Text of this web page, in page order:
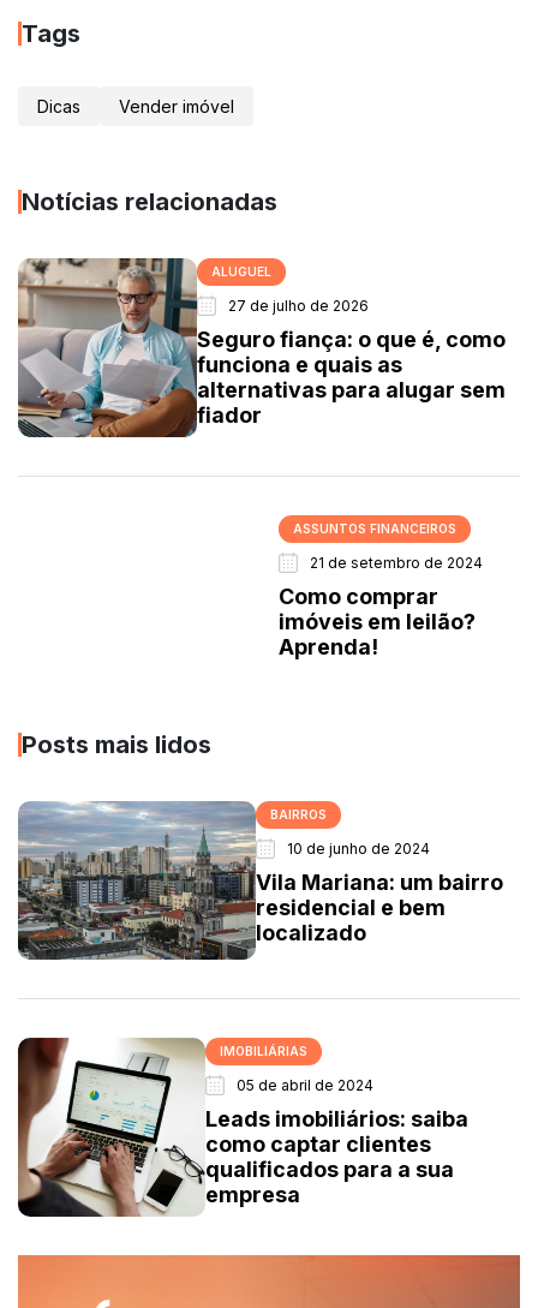
Tags
Dicas Vender imóvel
Notícias relacionadas
ALUGUEL
27 de julho de 2026
Seguro fiança: o que é, como
funciona e quais as
alternativas para alugar sem
fiador
ASSUNTOS FINANCEIROS
21 de setembro de 2024
Como comprar
imóveis em leilão?
Aprenda!
Posts mais lidos
BAIRROS
10 de junho de 2024
Vila Mariana: um bairro
residencial e bem
localizado
IMOBILIÁRIAS
05 de abril de 2024
Leads imobiliários: saiba
como captar clientes
qualificados para a sua
empresa